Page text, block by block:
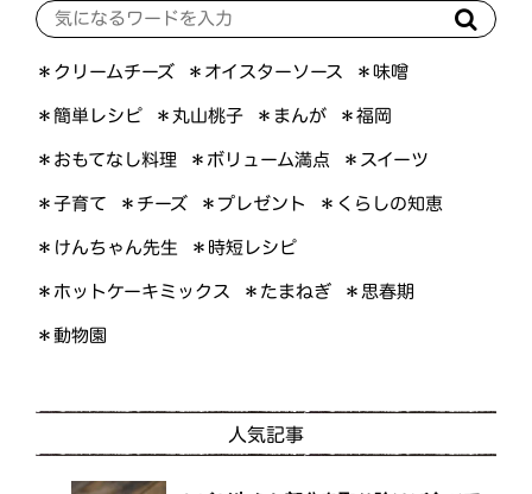
＊クリームチーズ ＊オイスターソース ＊味噌
＊簡単レシピ ＊丸山桃子 ＊まんが ＊福岡
＊おもてなし料理 ＊ボリューム満点 ＊スイーツ
＊子育て ＊チーズ ＊プレゼント ＊くらしの知恵
＊けんちゃん先生 ＊時短レシピ
＊ホットケーキミックス ＊たまねぎ ＊思春期
＊動物園
人気記事